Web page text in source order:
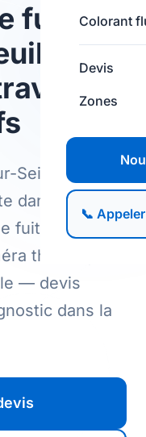
Colorant
Devis
Zones
📞
fuite
sur-
Seine (78480)
dans les murs
fuite d'eau de
thermique
— devis
dans la